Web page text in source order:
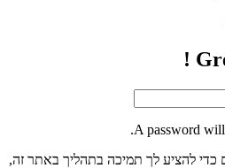
A password will
כדי להציע לך תמיכה בתהליך באתר זה,